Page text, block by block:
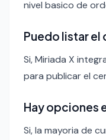
nivel basico de
Puedo listar el
Si, Miriada X
para publicar el
Hay opciones
Si, la mayoria de